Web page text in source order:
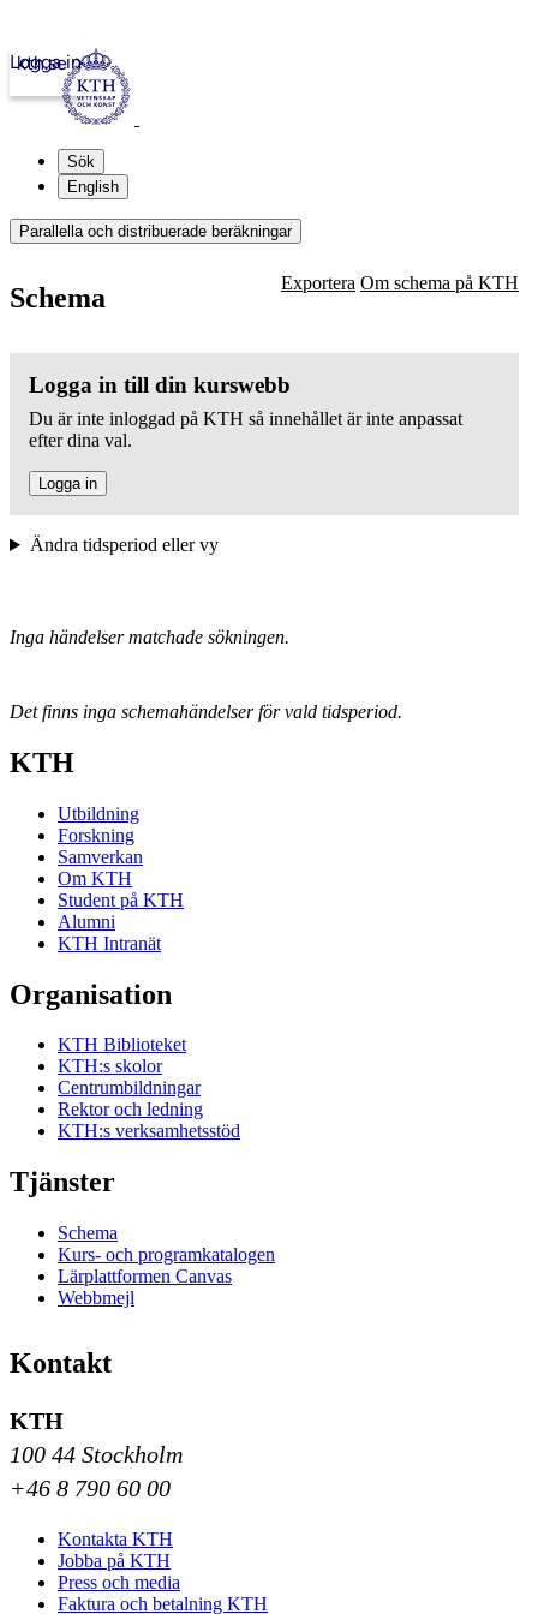
kth.se
Logga in
Sök
English
Parallella och distribuerade beräkningar
Schema Exportera Om schema på KTH
Logga in till din kurswebb
Du är inte inloggad på KTH så innehållet är inte anpassat
efter dina val.
Logga in
Ändra tidsperiod eller vy
Inga händelser matchade sökningen.
Det finns inga schemahändelser för vald tidsperiod.
KTH
Utbildning
Forskning
Samverkan
Om KTH
Student på KTH
Alumni
KTH Intranät
Organisation
KTH Biblioteket
KTH:s skolor
Centrumbildningar
Rektor och ledning
KTH:s verksamhetsstöd
Tjänster
Schema
Kurs- och programkatalogen
Lärplattformen Canvas
Webbmejl
Kontakt
KTH
100 44 Stockholm
+46 8 790 60 00
Kontakta KTH
Jobba på KTH
Press och media
Faktura och betalning KTH